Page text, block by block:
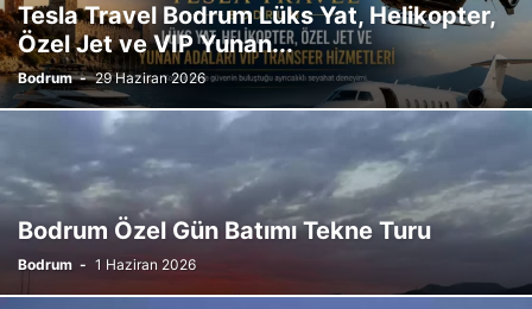
Tesla Travel Bodrum Lüks Yat, Helikopter,
Özel Jet ve VIP Yunan...
Bodrum - 29 Haziran 2026
Bodrum Özel Gün Batımı Tekne Turu
Bodrum - 1 Haziran 2026